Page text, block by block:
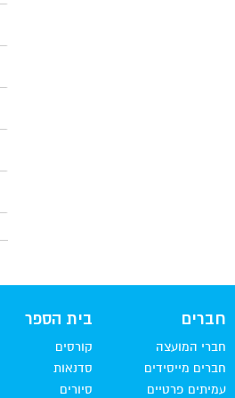
חברים
חברי המועצה
חברים מייסידים
עמיתים פרטיים
בית הספר
קורסים
סדנאות
סיורים